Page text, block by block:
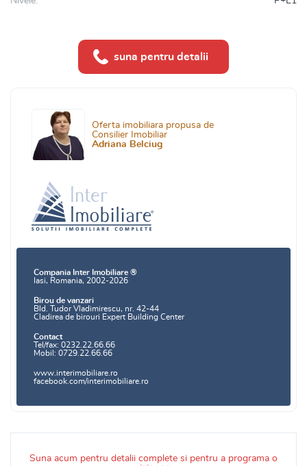
Suna acum pentru detalii complete si pentru a programa o
suna pentru detalii
Oferta imobiliara propusa de
Consilier Imobiliar
Adriana Belciug
Compania Inter Imobiliare ®
Iasi, Romania, 2002-2026
Birou de vanzari
Bld. Tudor Vladimirescu, nr. 42-44
Cladirea de birouri Expert Building Center
Contact
Tel/fax: 0232.22.66.66
Mobil: 0729.22.66.66
www.interimobiliare.ro
facebook.com/interimobiliare.ro